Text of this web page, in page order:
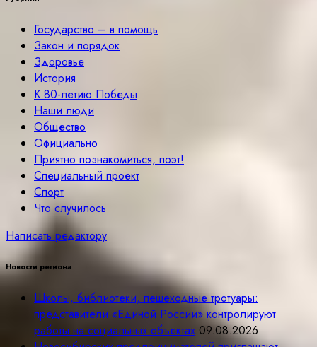
Государство – в помощь
Закон и порядок
Здоровье
История
К 80-летию Победы
Наши люди
Общество
Официально
Приятно познакомиться, поэт!
Специальный проект
Спорт
Что случилось
Написать редактору
Новости региона
Школы, библиотеки, пешеходные тротуары:
представители «Единой России» контролируют
работы на социальных объектах 09.08.2026